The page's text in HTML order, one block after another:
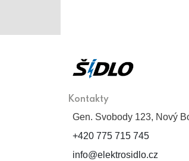
Kontakty
Gen. Svobody 123, Nový
+420 775 715 745
info@elektrosidlo.cz